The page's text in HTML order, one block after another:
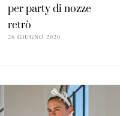
per party di nozze
retrò
26 GIUGNO 2020